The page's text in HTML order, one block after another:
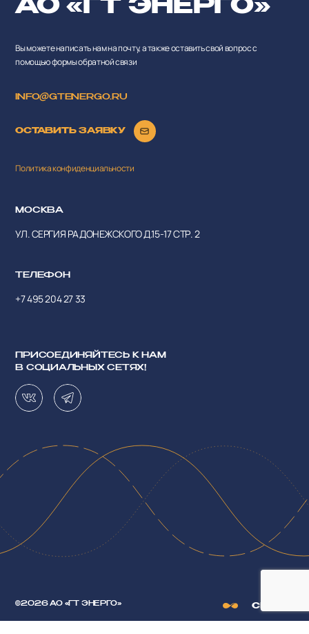
АО «ГТ ЭНЕРГО»
Вы можете написать нам на почту, а также оставить свой вопрос с
помощью формы обратной связи
INFO@GTENERGO.RU
ОСТАВИТЬ ЗАЯВКУ
Политика конфиденциальности
МОСКВА
УЛ. СЕРГИЯ РАДОНЕЖСКОГО Д.15-17 СТР. 2
ТЕЛЕФОН
+7 495 204 27 33
ПРИСОЕДИНЯЙТЕСЬ К НАМ
В СОЦИАЛЬНЫХ СЕТЯХ!
©2026 АО «ГТ ЭНЕРГО» CHIPSA